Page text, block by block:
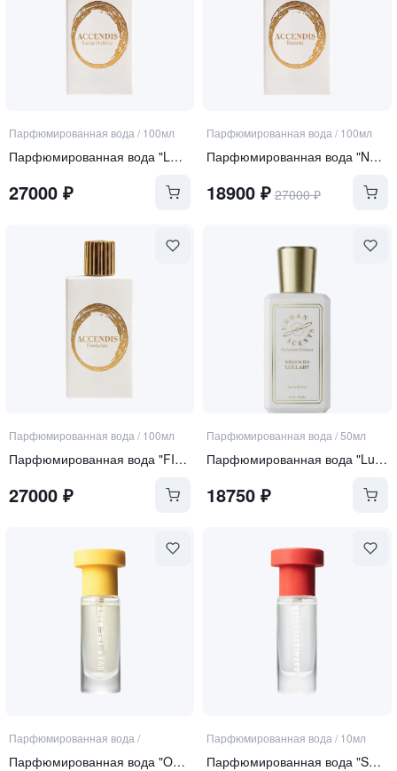
Парфюмированная вода / 100мл
Парфюмированная вода "LUNA DULCIUS"
27000 ₽
Парфюмированная вода / 100мл
Парфюмированная вода "NOORIA"
18900₽ 27000₽
Парфюмированная вода / 100мл
Парфюмированная вода "FIORIALUX"
27000 ₽
Парфюмированная вода /50мл
Парфюмированная вода "Lullaby"
18750₽
Парфюмированная вода /
Парфюмированная вода "Over the Moon"
Парфюмированная вода / 10мл
Парфюмированная вода "Sophistication"